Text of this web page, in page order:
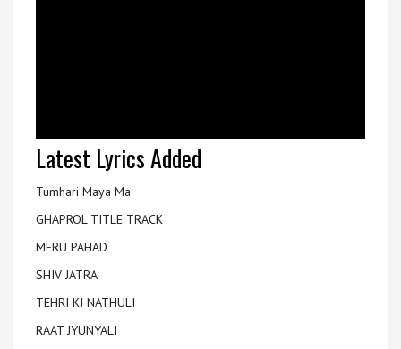
Latest Lyrics Added
Tumhari Maya Ma
GHAPROL TITLE TRACK
MERU PAHAD
SHIV JATRA
TEHRI KI NATHULI
RAAT JYUNYALI